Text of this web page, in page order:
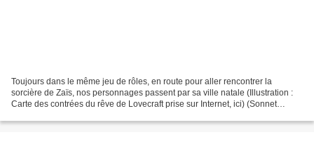
Toujours dans le même jeu de rôles, en route pour aller rencontrer la
sorcière de Zaïs, nos personnages passent par sa ville natale (Illustration :
Carte des contrées du rêve de Lovecraft prise sur Internet, ici) (Sonnet